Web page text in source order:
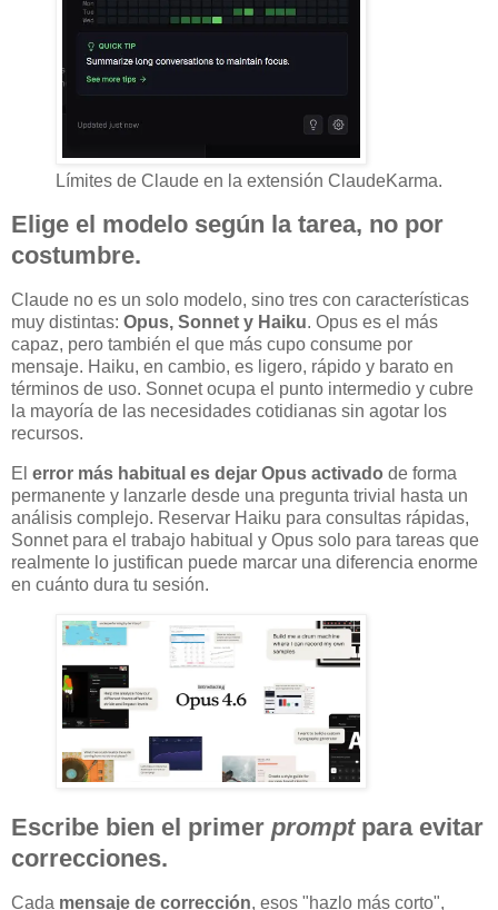
Límites de Claude en la extensión ClaudeKarma.
Elige el modelo según la tarea, no por
costumbre.
Claude no es un solo modelo, sino tres con características
muy distintas: Opus, Sonnet y Haiku. Opus es el más
capaz, pero también el que más cupo consume por
mensaje. Haiku, en cambio, es ligero, rápido y barato en
términos de uso. Sonnet ocupa el punto intermedio y cubre
la mayoría de las necesidades cotidianas sin agotar los
recursos.
El error más habitual es dejar Opus activado de forma
permanente y lanzarle desde una pregunta trivial hasta un
análisis complejo. Reservar Haiku para consultas rápidas,
Sonnet para el trabajo habitual y Opus solo para tareas que
realmente lo justifican puede marcar una diferencia enorme
en cuánto dura tu sesión.
Escribe bien el primer promptpara evitar
correcciones.
Cada mensaje de corrección, esos "hazlo más corto",